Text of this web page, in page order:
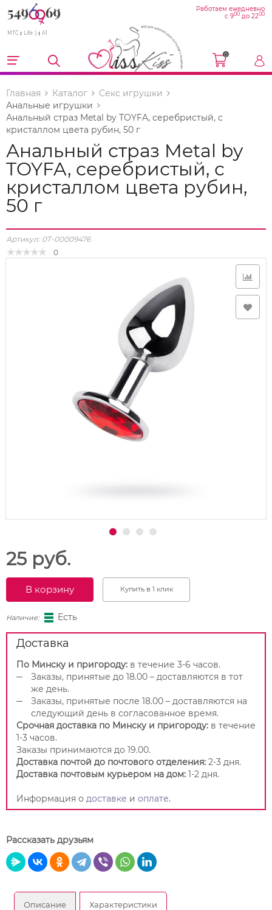
МТС Life :) A1
Работаем ежедневно
с 900 до 2200
0
Главная Каталог
Секс игрушки
Анальные игрушки
Анальный страз Metal by TOYFA, серебристый, с
кристаллом цвета рубин, 50 г
Анальный страз Metal by
TOYFA, серебристый, с
кристаллом цвета рубин,
50 г
Артикул: 0T-00009476
0
25 руб.
В корзину Купить в 1 клик
Наличие: Есть
Доставка
По Минску и пригороду: в течение 3-6 часов.
Заказы, принятые до 18.00 – доставляются в тот
же день.
Заказы, принятые после 18.00 – доставляются на
следующий день в согласованное время.
Срочная доставка по Минску и пригороду: в течение
1-3 часов.
Заказы принимаются до 19.00.
Доставка почтой до почтового отделения: 2-3 дня.
Доставка почтовым курьером на дом: 1-2 дня.
Информация о доставке и оплате.
Рассказать друзьям
Описание Характеристики